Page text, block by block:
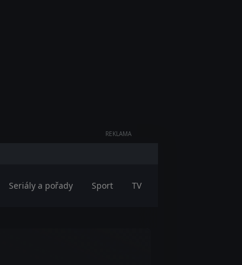
REKLAMA
Seriály a pořady Sport TV